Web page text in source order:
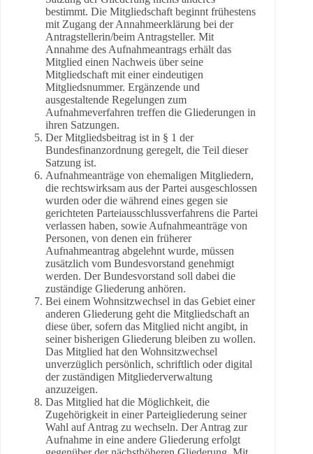
bestimmt. Die Mitgliedschaft beginnt frühestens
mit Zugang der Annahmeerklärung bei der
Antragstellerin/beim Antragsteller. Mit
Annahme des Aufnahmeantrags erhält das
Mitglied einen Nachweis über seine
Mitgliedschaft mit einer eindeutigen
Mitgliedsnummer. Ergänzende und
ausgestaltende Regelungen zum
Aufnahmeverfahren treffen die Gliederungen in
ihren Satzungen.
Der Mitgliedsbeitrag ist in § 1 der
Bundesfinanzordnung geregelt, die Teil dieser
Satzung ist.
Aufnahmeanträge von ehemaligen Mitgliedern,
die rechtswirksam aus der Partei ausgeschlossen
wurden oder die während eines gegen sie
gerichteten Parteiausschlussverfahrens die Partei
verlassen haben, sowie Aufnahmeanträge von
Personen, von denen ein früherer
Aufnahmeantrag abgelehnt wurde, müssen
zusätzlich vom Bundesvorstand genehmigt
werden. Der Bundesvorstand soll dabei die
zuständige Gliederung anhören.
Bei einem Wohnsitzwechsel in das Gebiet einer
anderen Gliederung geht die Mitgliedschaft an
diese über, sofern das Mitglied nicht angibt, in
seiner bisherigen Gliederung bleiben zu wollen.
Das Mitglied hat den Wohnsitzwechsel
unverzüglich persönlich, schriftlich oder digital
der zuständigen Mitgliederverwaltung
anzuzeigen.
Das Mitglied hat die Möglichkeit, die
Zugehörigkeit in einer Parteigliederung seiner
Wahl auf Antrag zu wechseln. Der Antrag zur
Aufnahme in eine andere Gliederung erfolgt